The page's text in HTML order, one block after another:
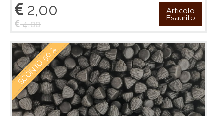
2,00
4,00
Articolo
Esaurito
SCONTO 50 %